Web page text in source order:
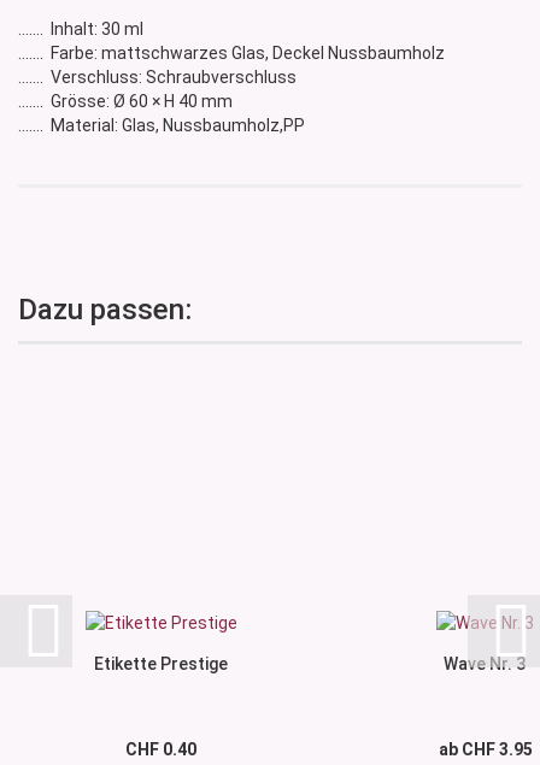
....... Inhalt: 30 ml
....... Farbe: mattschwarzes Glas, Deckel Nussbaumholz
....... Verschluss: Schraubverschluss
....... Grösse: Ø 60 × H 40 mm
....... Material: Glas, Nussbaumholz,PP
Dazu passen:
Etikette Prestige
CHF 0.40
Wave Nr. 3
ab CHF 3.95